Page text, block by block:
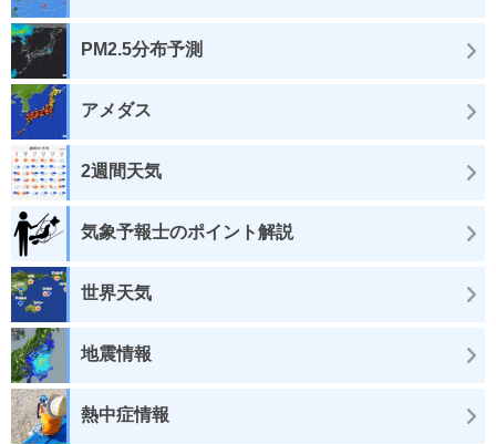
PM2.5分布予測
アメダス
2週間天気
気象予報士のポイント解説
世界天気
地震情報
熱中症情報